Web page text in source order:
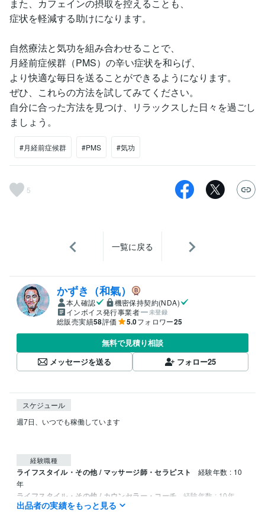
また、カフェインの摂取を控えることも、
症状を軽減する助けになります。
自然療法と気功を組み合わせることで、
月経前症候群（PMS）の辛い症状を和らげ、
より快適な毎日を送ることができるようになります。
ぜひ、これらの方法を試してみてください。
自分に合った方法を見つけ、リラックスした日々を過ごし
ましょう。
#月経前症候群 #PMS #気功
5
一覧に戻る
かずき（和氣）
本人確認
機密保持契約(NDA)
インボイス発行事業者
未登録
総販売実績58評価 5.0フォロワー25
無料で見積り相談
メッセージを送る
フォロー25
スケジュール
週7日、いつでも稼働しています
経験職種
ライフスタイル・その他 / マッサージ師・セラピスト
経験年数 : 10
年
ライフスタイル・その他 / カウンセラー・コーチ 経験年数 : 10年
ライフスタイル・その他 / アドバイザー
出品者の実績をもっと見る